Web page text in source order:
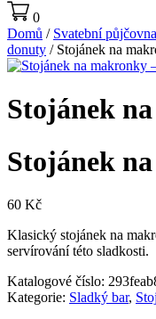
0
Domů / Svatební půjčovna
donuty / Stojánek na
Stojánek
Stojánek
60 Kč
Klasický stojánek na
servírování této sladkosti.
Katalogové číslo:
Kategorie: Sladký bar,